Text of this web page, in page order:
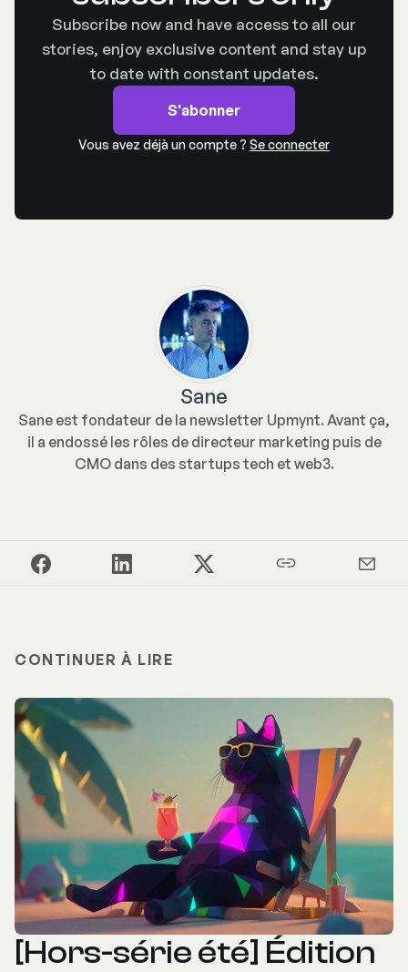
Subscribe now and have access to all our
stories, enjoy exclusive content and stay up
to date with constant updates.
S'abonner
Vous avez déjà un compte ? Se connecter
Sane
Sane est fondateur de la newsletter Upmynt. Avant ça,
il a endossé les rôles de directeur marketing puis de
CMO dans des startups tech et web3.
CONTINUER À LIRE
[Hors-série été] Édition